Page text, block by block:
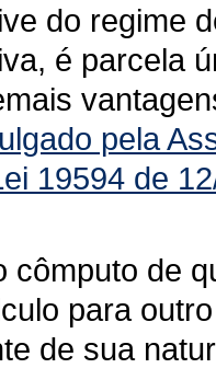
do regime
é parcela
pela
19594 de
cômputo de
para
de sua